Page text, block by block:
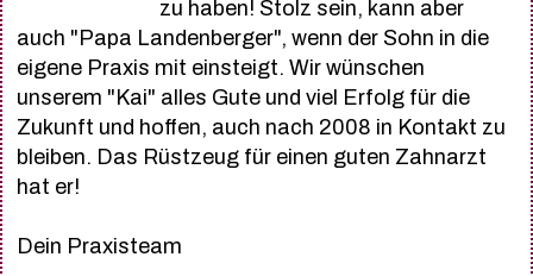
zu haben! Stolz sein, kann aber
auch "Papa Landenberger", wenn der Sohn in die
eigene Praxis mit einsteigt. Wir wünschen
unserem "Kai" alles Gute und viel Erfolg für die
Zukunft und hoffen, auch nach 2008 in Kontakt zu
bleiben. Das Rüstzeug für einen guten Zahnarzt
hat er!
Dein Praxisteam